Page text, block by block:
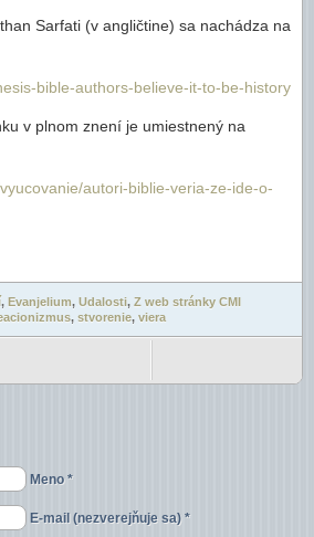
Sarfati (v angličtine) sa nachádza na
bible-authors-believe-it-to-be-history
v plnom znení je umiestnený na
autori-biblie-veria-ze-ide-o-
, Evanjelium, Udalosti, Z web stránky CMI
, stvorenie, viera
Meno *
E-mail (nezverejňuje sa) *